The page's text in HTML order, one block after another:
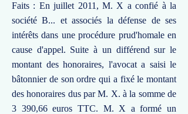
Faits : En juillet 2011, M. X a confié à la
société B... et associés la défense de ses
intérêts dans une procédure prud'homale en
cause d'appel. Suite à un différend sur le
montant des honoraires, l'avocat a saisi le
bâtonnier de son ordre qui a fixé le montant
des honoraires dus par M. X. à la somme de
3 390,66 euros TTC. M. X a formé un